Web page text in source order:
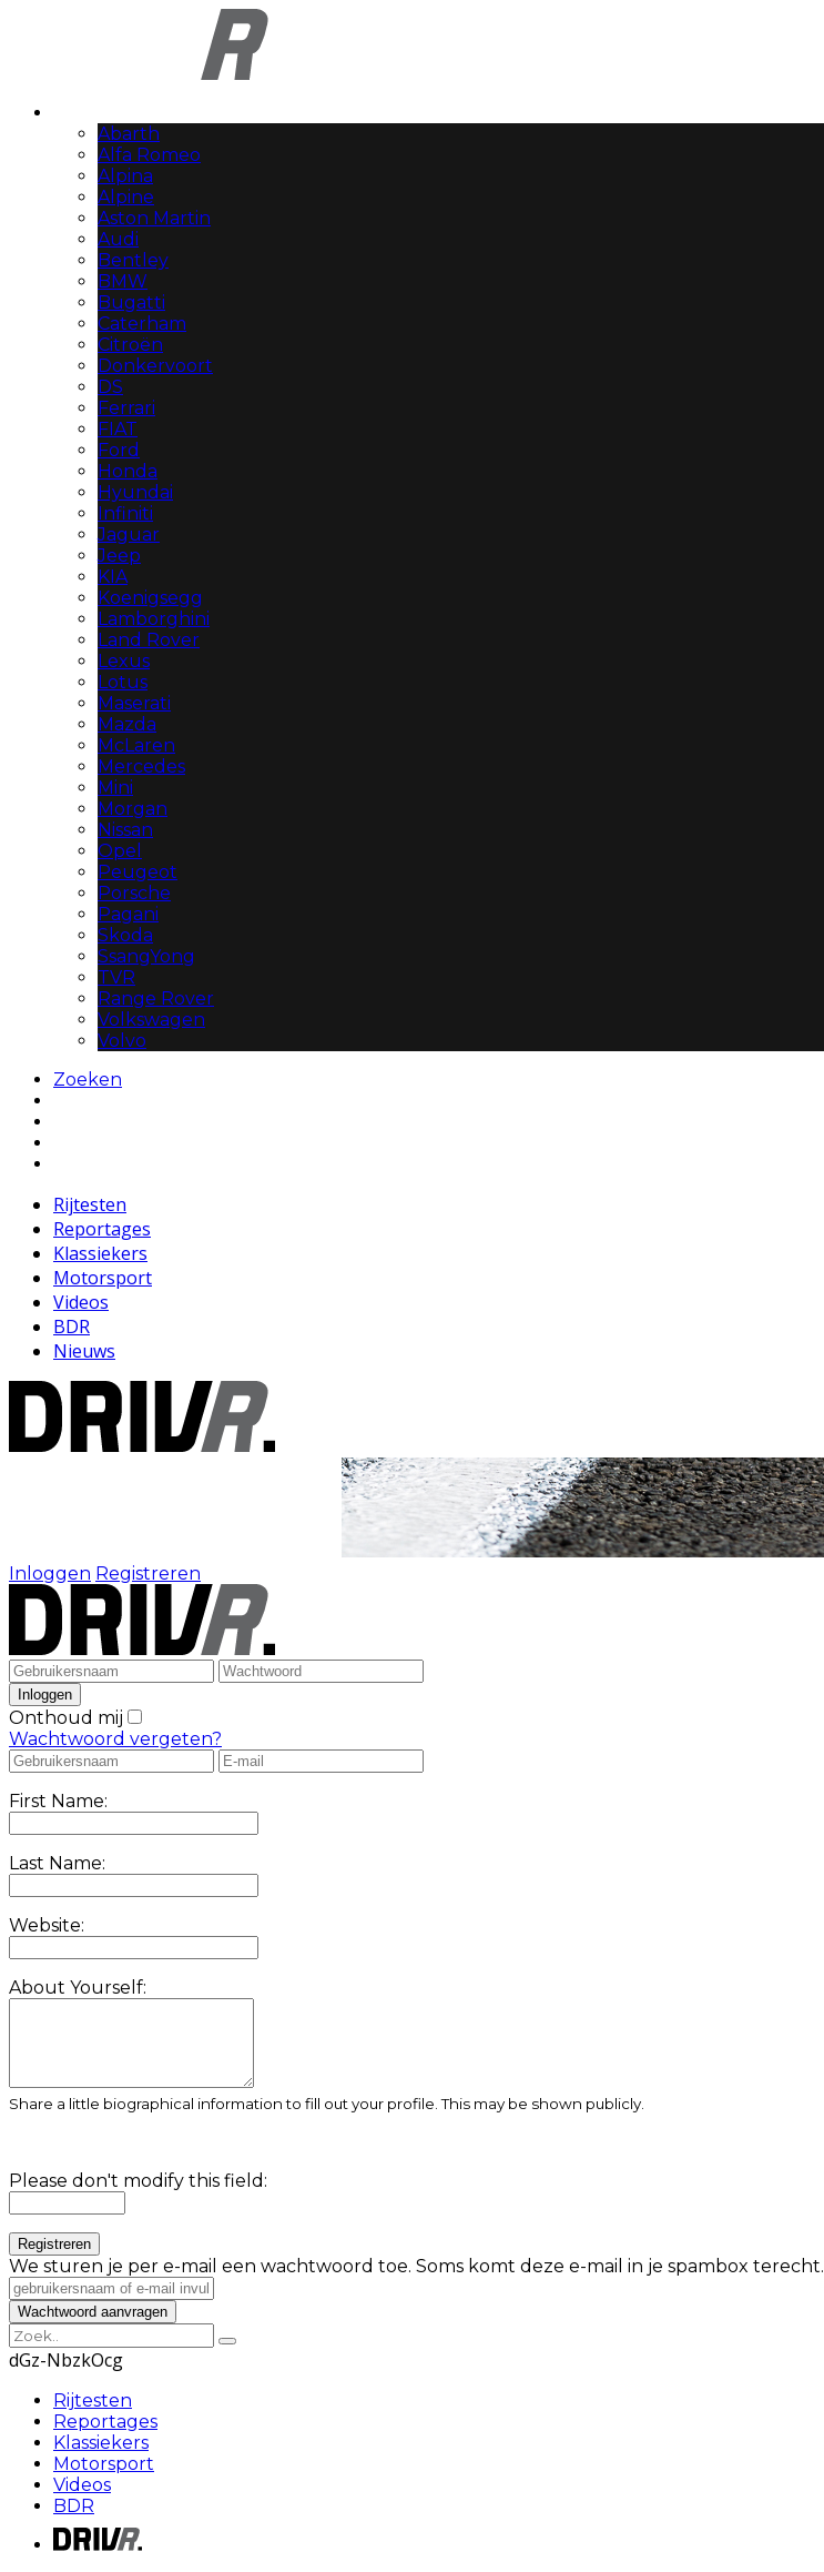
Abarth
Alfa Romeo
Alpina
Alpine
Aston Martin
Audi
Bentley
BMW
Bugatti
Caterham
Citroën
Donkervoort
DS
Ferrari
FIAT
Ford
Honda
Hyundai
Infiniti
Jaguar
Jeep
KIA
Koenigsegg
Lamborghini
Land Rover
Lexus
Lotus
Maserati
Mazda
McLaren
Mercedes
Mini
Morgan
Nissan
Opel
Peugeot
Porsche
Pagani
Skoda
SsangYong
TVR
Range Rover
Volkswagen
Volvo
Zoeken
Rijtesten
Reportages
Klassiekers
Motorsport
Videos
BDR
Nieuws
Inloggen Registreren
Onthoud mij
Wachtwoord vergeten?
First Name:
Last Name:
Website:
About Yourself:
Share a little biographical information to fill out your profile. This may be shown publicly.
Please don't modify this field:
We sturen je per e-mail een wachtwoord toe. Soms komt deze e-mail in je spambox terecht.
dGz-NbzkOcg
Rijtesten
Reportages
Klassiekers
Motorsport
Videos
BDR